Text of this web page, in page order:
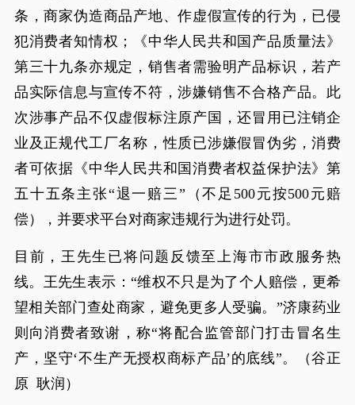
条，商家伪造商品产地、作虚假宣传的行为，已侵
犯消费者知情权；《中华人民共和国产品质量法》
第三十九条亦规定，销售者需验明产品标识，若产
品实际信息与宣传不符，涉嫌销售不合格产品。此
次涉事产品不仅虚假标注原产国，还冒用已注销企
业及正规代工厂名称，性质已涉嫌假冒伪劣，消费
者可依据《中华人民共和国消费者权益保护法》第
五十五条主张“退一赔三”（不足500元按500元赔
偿），并要求平台对商家违规行为进行处罚。
目前，王先生已将问题反馈至上海市市政服务热
线。王先生表示：“维权不只是为了个人赔偿，更希
望相关部门查处商家，避免更多人受骗。”济康药业
则向消费者致谢，称“将配合监管部门打击冒名生
产，坚守‘不生产无授权商标产品’的底线”。（谷正
原 耿润）